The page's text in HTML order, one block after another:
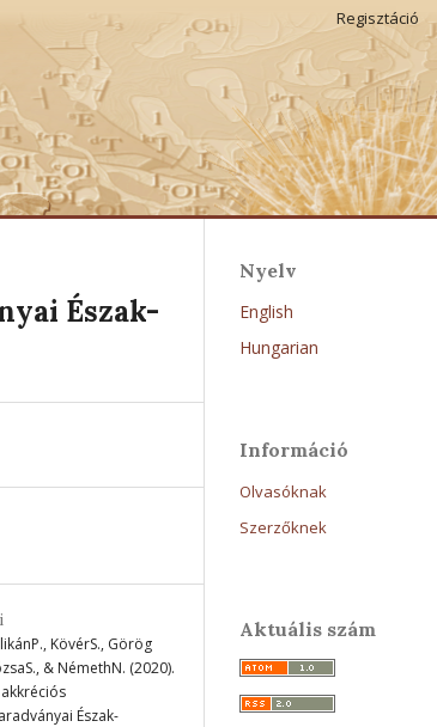
Regisztáció
Észak-
KövérS., Görög
& NémethN. (2020).
Észak-
Nyelv
English
Hungarian
Információ
Olvasóknak
Szerzőknek
Aktuális szám